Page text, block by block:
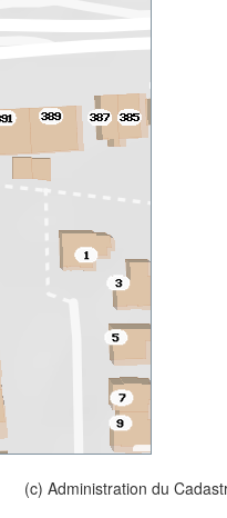
(c) Administration du